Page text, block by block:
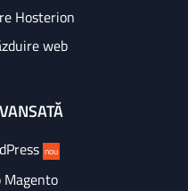
Hosterion
web
nou
Magento